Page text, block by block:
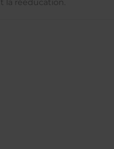
rééducation.